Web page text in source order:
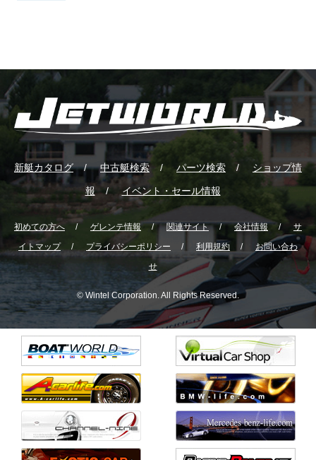
新艇カタログ 中古艇検索 パーツ検索 ショップ情
報 イベント・セール情報
初めての方へ ゲレンテ情報 関連サイト 会社情報
サ
イトマップ
プライバシーポリシー 利用規約
お問い合わ
せ
© Wintel Corporation. All Rights Reserved.